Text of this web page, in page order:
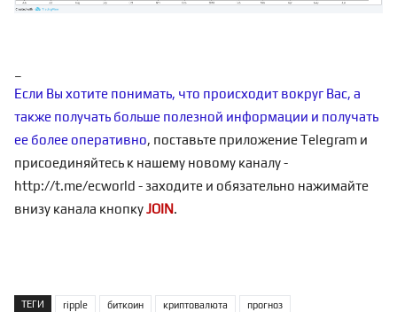
Если Вы хотите понимать, что происходит вокруг Вас, а
также получать больше полезной информации и получать
ее более оперативно, поставьте приложение Telegram и
присоединяйтесь к нашему новому каналу -
http://t.me/ecworld - заходите и обязательно нажимайте
внизу канала кнопкуJOIN.
ТЕГИ ripple биткоин криптовалюта прогноз